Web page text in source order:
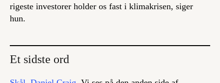
rigeste investorer holder os fast i klimakrisen, siger
hun.
Et sidste ord